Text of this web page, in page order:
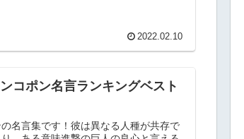
2022.02.10
コポン名言ランキングベスト
名言集です！彼は異なる人種が共存で